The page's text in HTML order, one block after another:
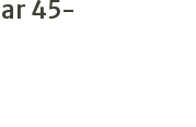
45-